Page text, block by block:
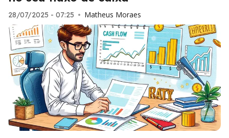
28/07/2025 - 07:25 • Matheus Moraes